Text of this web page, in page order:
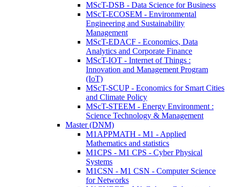
MScT-DSB - Data Science for Business
MScT-ECOSEM - Environmental
Engineering and Sustainability
Management
MScT-EDACF - Economics, Data
Analytics and Corporate Finance
MScT-IOT - Internet of Things :
Innovation and Management Program
(IoT)
MScT-SCUP - Economics for Smart Cities
and Climate Policy
MScT-STEEM - Energy Environment :
Science Technology & Management
Master (DNM)
M1APPMATH - M1 - Applied
Mathematics and statistics
M1CPS - M1 CPS - Cyber Physical
Systems
M1CSN - M1 CSN - Computer Science
for Networks